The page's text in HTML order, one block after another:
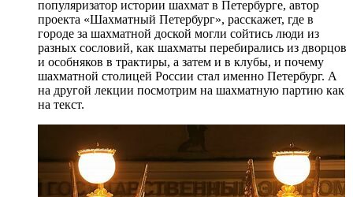
популяризатор истории шахмат в Петербурге, автор
проекта «Шахматный Петербург», расскажет, где в
городе за шахматной доской могли сойтись люди из
разных сословий, как шахматы перебирались из дворцов
и особняков в трактиры, а затем и в клубы, и почему
шахматной столицей России стал именно Петербург. А
на другой лекции посмотрим на шахматную партию как
на текст.